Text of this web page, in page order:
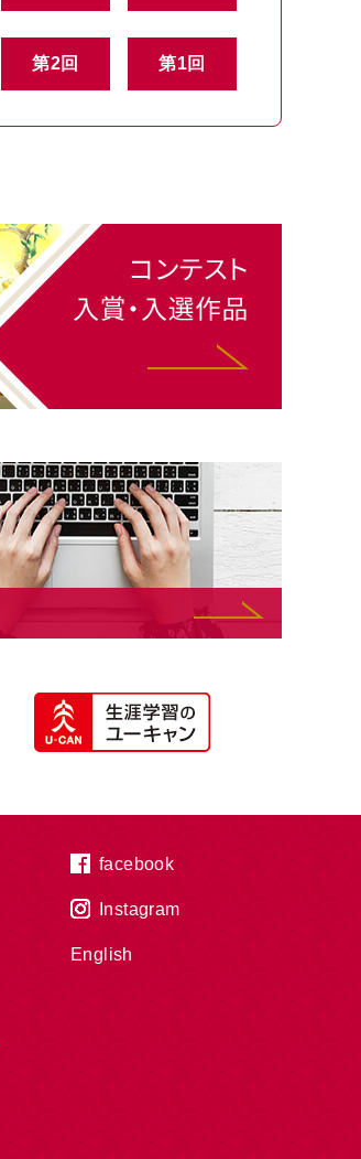
第2回 第1回
facebook
Instagram
English